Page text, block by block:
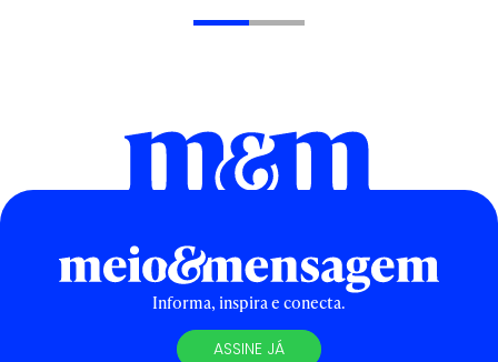
Informa, inspira e conecta.
ASSINE JÁ